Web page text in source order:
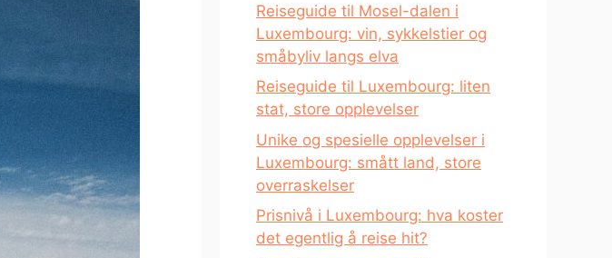
Reiseguide til Mosel-dalen i
Luxembourg: vin, sykkelstier og
småbyliv langs elva
Reiseguide til Luxembourg: liten
stat, store opplevelser
Unike og spesielle opplevelser i
Luxembourg: smått land, store
overraskelser
Prisnivå i Luxembourg: hva koster
det egentlig å reise hit?